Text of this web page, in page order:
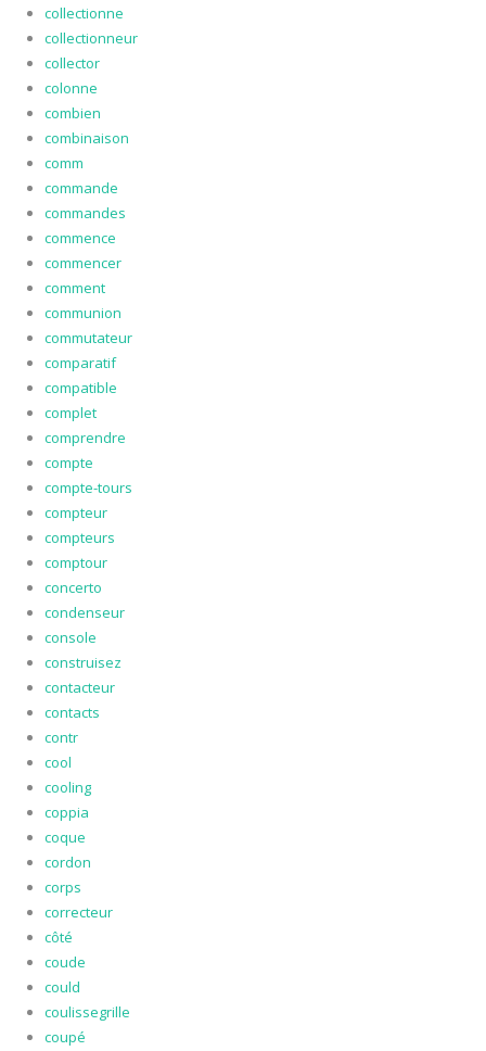
collectionne
collectionneur
collector
colonne
combien
combinaison
comm
commande
commandes
commence
commencer
comment
communion
commutateur
comparatif
compatible
complet
comprendre
compte
compte-tours
compteur
compteurs
comptour
concerto
condenseur
console
construisez
contacteur
contacts
contr
cool
cooling
coppia
coque
cordon
corps
correcteur
côté
coude
could
coulissegrille
coupé